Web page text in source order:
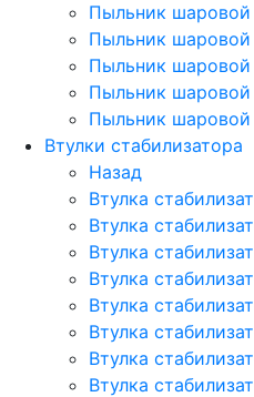
Пыльник
Пыльник
Пыльник
Пыльник
Пыльник
Втулки стабилизатора
Назад
Втулка
Втулка
Втулка
Втулка
Втулка
Втулка
Втулка
Втулка